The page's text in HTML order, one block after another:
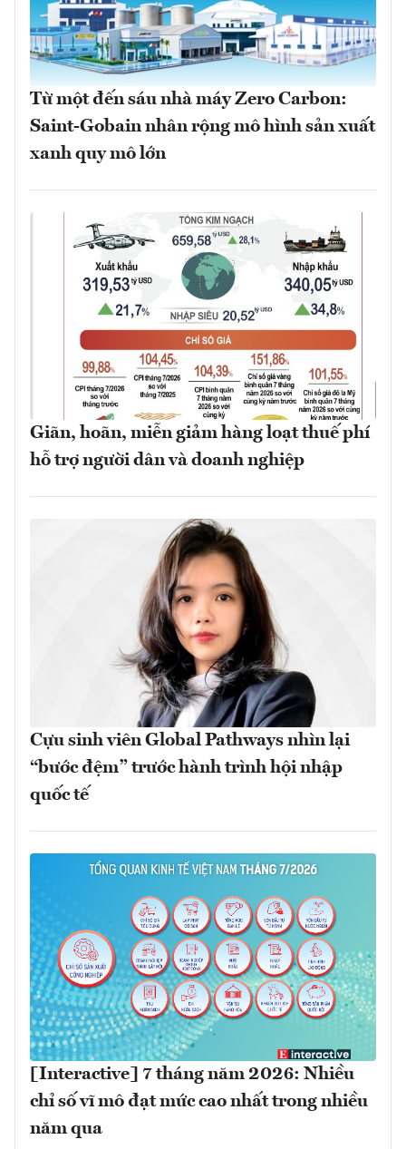
Từ một đến sáu nhà máy Zero Carbon:
Saint-Gobain nhân rộng mô hình sản xuất
xanh quy mô lớn
Giãn, hoãn, miễn giảm hàng loạt thuế phí
hỗ trợ người dân và doanh nghiệp
Cựu sinh viên Global Pathways nhìn lại
“bước đệm” trước hành trình hội nhập
quốc tế
[Interactive] 7 tháng năm 2026: Nhiều
chỉ số vĩ mô đạt mức cao nhất trong nhiều
năm qua